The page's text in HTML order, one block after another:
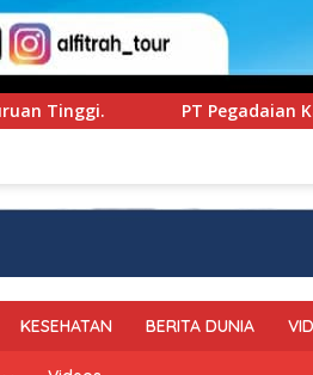
Kanwil VI SulSelBarRa Maluku
KESEHATAN BERITA DUNIA